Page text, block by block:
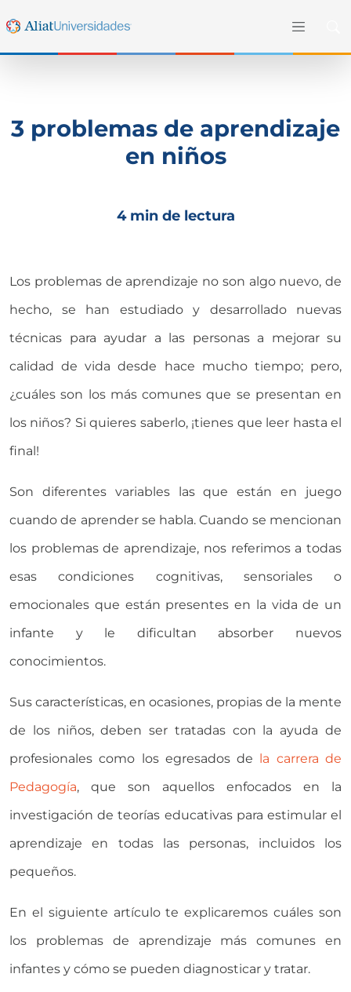
3 problemas de aprendizaje
en niños
4 min de lectura
Los problemas de aprendizaje no son algo nuevo, de
hecho, se han estudiado y desarrollado nuevas
técnicas para ayudar a las personas a mejorar su
calidad de vida desde hace mucho tiempo; pero,
¿cuáles son los más comunes que se presentan en
los niños? Si quieres saberlo, ¡tienes que leer hasta el
final!
Son diferentes variables las que están en juego
cuando de aprender se habla. Cuando se mencionan
los problemas de aprendizaje, nos referimos a todas
esas condiciones cognitivas, sensoriales o
emocionales que están presentes en la vida de un
infante y le dificultan absorber nuevos
conocimientos.
Sus características, en ocasiones, propias de la mente
de los niños, deben ser tratadas con la ayuda de
profesionales como los egresados de la carrera de
Pedagogía, que son aquellos enfocados en la
investigación de teorías educativas para estimular el
aprendizaje en todas las personas, incluidos los
pequeños.
En el siguiente artículo te explicaremos cuáles son
los problemas de aprendizaje más comunes en
infantes y cómo se pueden diagnosticar y tratar.